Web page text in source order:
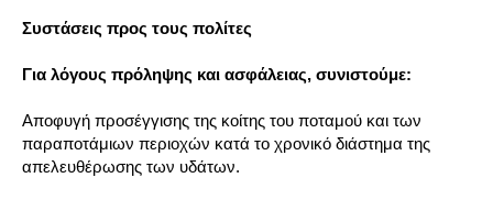
Συστάσεις προς τους πολίτες
Για λόγους πρόληψης και ασφάλειας, συνιστούμε:
Αποφυγή προσέγγισης της κοίτης του ποταμού και των
παραποτάμιων περιοχών κατά το χρονικό διάστημα της
απελευθέρωσης των υδάτων.